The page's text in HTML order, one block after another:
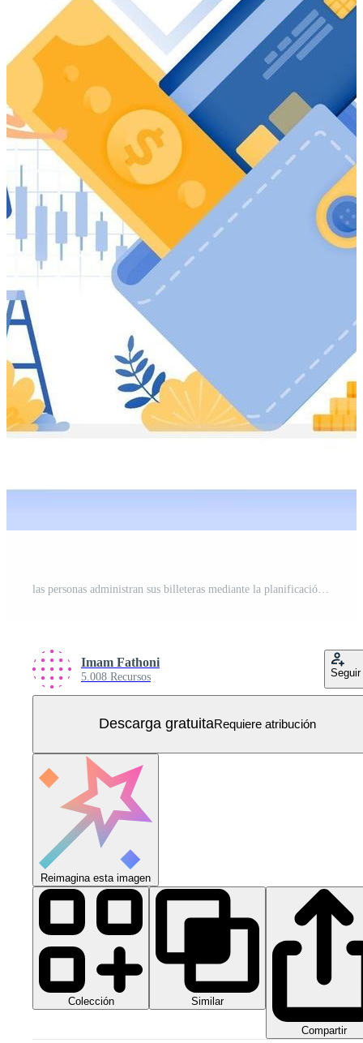
Imam Fathoni
5.008 Recursos Seguir
Descarga gratuitaRequiere atribución
Reimagina esta imagen
Colección Similar
Compartir